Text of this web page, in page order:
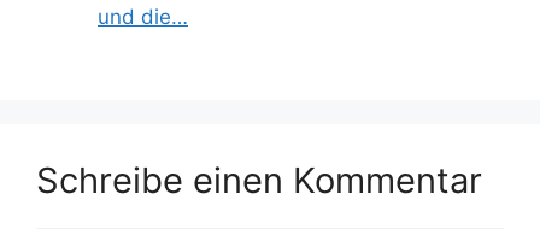
und die…
Schreibe einen Kommentar